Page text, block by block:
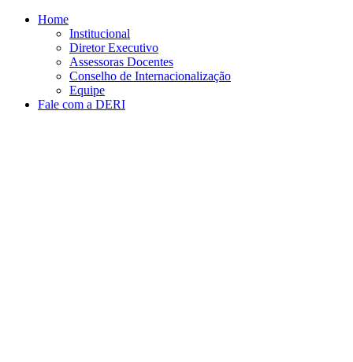
Conteúdo principal
Home
Institucional
Diretor Executivo
Assessoras Docentes
Conselho de Internacionalização
Equipe
Fale com a DERI